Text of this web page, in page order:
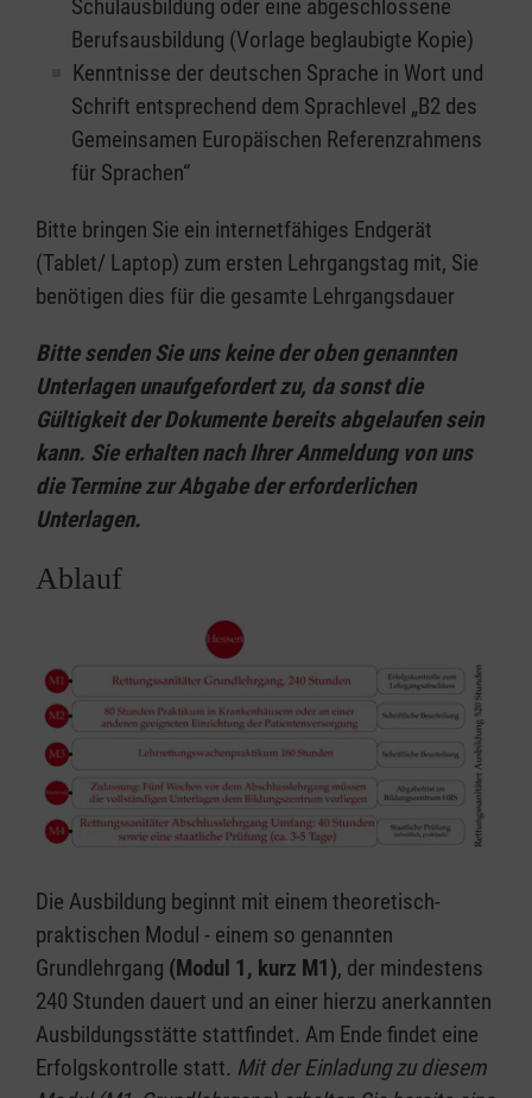
Schulausbildung oder eine abgeschlossene
Berufsausbildung (Vorlage beglaubigte Kopie)
Kenntnisse der deutschen Sprache in Wort und
Schrift entsprechend dem Sprachlevel „B2 des
Gemeinsamen Europäischen Referenzrahmens
für Sprachen“
Bitte bringen Sie ein internetfähiges Endgerät
(Tablet/ Laptop) zum ersten Lehrgangstag mit, Sie
benötigen dies für die gesamte Lehrgangsdauer
Bitte senden Sie uns keine der oben genannten
Unterlagen unaufgefordert zu, da sonst die
Gültigkeit der Dokumente bereits abgelaufen sein
kann. Sie erhalten nach Ihrer Anmeldung von uns
die Termine zur Abgabe der erforderlichen
Unterlagen.
Ablauf
Die Ausbildung beginnt mit einem theoretisch-
praktischen Modul - einem so genannten
Grundlehrgang (Modul 1, kurz M1), der mindestens
240 Stunden dauert und an einer hierzu anerkannten
Ausbildungsstätte stattfindet. Am Ende findet eine
Erfolgskontrolle statt. Mit der Einladung zu diesem